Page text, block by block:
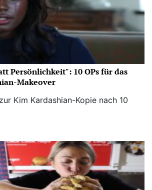
Persönlichkeit": 10 OPs für das
Makeover
Kim Kardashian-Kopie nach 10